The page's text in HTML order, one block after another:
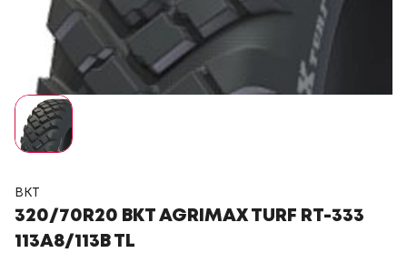
BKT
320/70R20 BKT AGRIMAX TURF RT-333
113A8/113B TL